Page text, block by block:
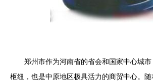
郑州市作为河南省的省会和国家中心城
枢纽，也是中原地区极具活力的商贸中心。